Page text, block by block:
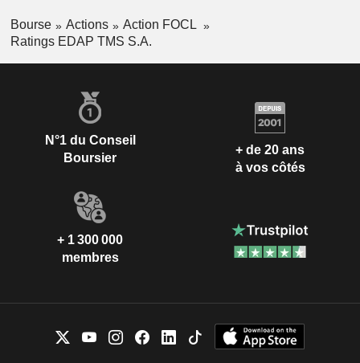
Bourse Actions
Action FOCL
Ratings EDAP TMS S.A.
N°1 du Conseil
Boursier
+ de 20 ans
à vos côtés
+ 1 300 000
membres